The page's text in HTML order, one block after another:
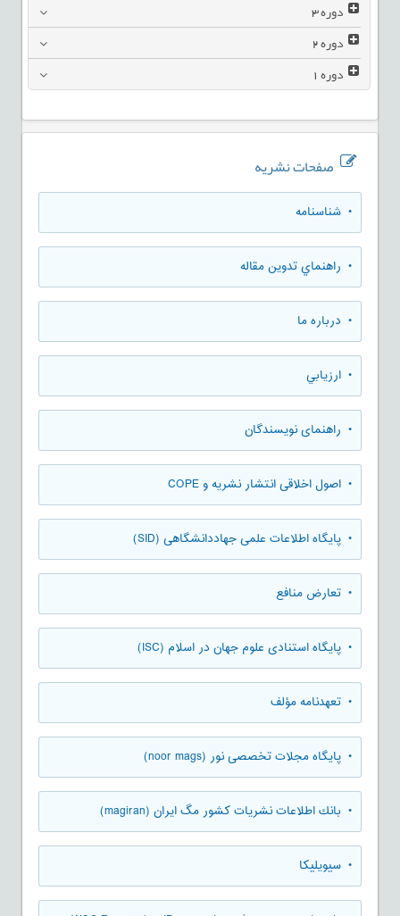
دوره3
دوره2
دوره1
صفحات نشریه
• شناسنامه
• راهنماي تدوين مقاله
• درباره ما
• ارزيابي
• راهنمای نویسندگان
• اصول اخلاقی انتشار نشریه و COPE
• پایگاه اطلاعات علمی جهاددانشگاهی (SID)
• تعارض منافع
• پایگاه استنادی علوم جهان در اسلام (ISC)
• تعهدنامه مؤلف
• پایگاه مجلات تخصصی نور (noor mags)
• بانك اطلاعات نشريات كشور مگ ايران (magiran)
• سیویلیکا